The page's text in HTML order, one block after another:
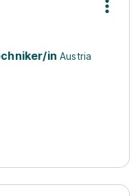
in Austria